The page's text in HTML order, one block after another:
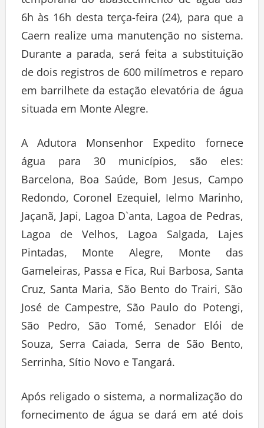
6h às 16h desta terça-feira (24), para que a
Caern realize uma manutenção no sistema.
Durante a parada, será feita a substituição
de dois registros de 600 milímetros e reparo
em barrilhete da estação elevatória de água
situada em Monte Alegre.
A Adutora Monsenhor Expedito fornece
água para 30 municípios, são eles:
Barcelona, Boa Saúde, Bom Jesus, Campo
Redondo, Coronel Ezequiel, Ielmo Marinho,
Jaçanã, Japi, Lagoa D`anta, Lagoa de Pedras,
Lagoa de Velhos, Lagoa Salgada, Lajes
Pintadas, Monte Alegre, Monte das
Gameleiras, Passa e Fica, Rui Barbosa, Santa
Cruz, Santa Maria, São Bento do Trairi, São
José de Campestre, São Paulo do Potengi,
São Pedro, São Tomé, Senador Elói de
Souza, Serra Caiada, Serra de São Bento,
Serrinha, Sítio Novo e Tangará.
Após religado o sistema, a normalização do
fornecimento de água se dará em até dois